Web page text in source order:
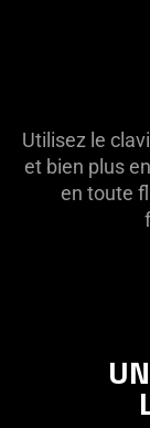
Utilisez le
et bien plus
en toute